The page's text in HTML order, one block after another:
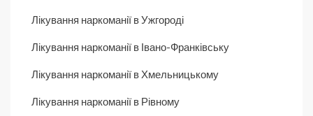
Лікування наркоманії в Ужгороді
Лікування наркоманії в Івано-Франківську
Лікування наркоманії в Хмельницькому
Лікування наркоманії в Рівному